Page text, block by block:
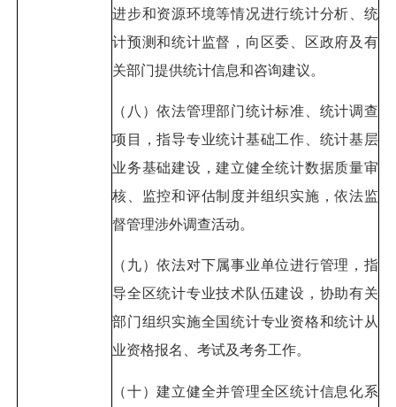
进步和资源环境等情况进行统计分析、统
计预测和统计监督，向区委、区政府及有
关部门提供统计信息和咨询建议。
（八）依法管理部门统计标准、统计调查
项目，指导专业统计基础工作、统计基层
业务基础建设，建立健全统计数据质量审
核、监控和评估制度并组织实施，依法监
督管理涉外调查活动。
（九）依法对下属事业单位进行管理，指
导全区统计专业技术队伍建设，协助有关
部门组织实施全国统计专业资格和统计从
业资格报名、考试及考务工作。
（十）建立健全并管理全区统计信息化系